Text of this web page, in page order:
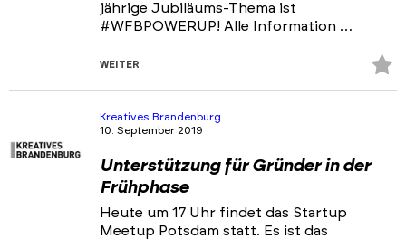
jährige Jubiläums-Thema ist
#WFBPOWERUP! Alle Information …
WEITER
Kreatives Brandenburg
10. September 2019
Unterstützung für Gründer in der
Frühphase
Heute um 17 Uhr findet das Startup
Meetup Potsdam statt. Es ist das